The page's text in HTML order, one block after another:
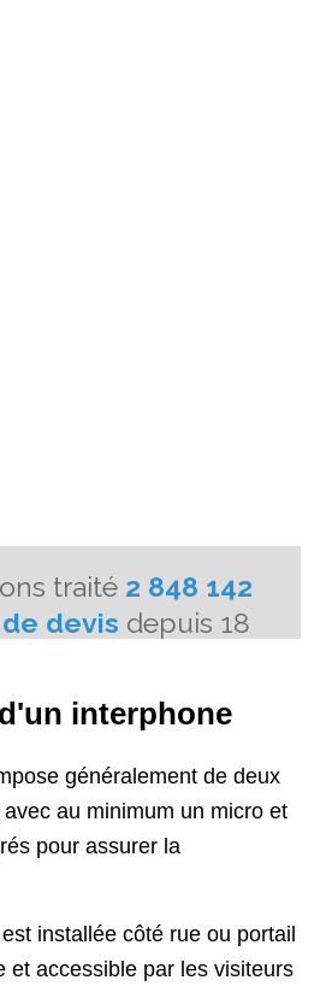
interphone
généralement de deux
au minimum un micro et
pour assurer la
installée côté rue ou portail
et accessible par les visiteurs